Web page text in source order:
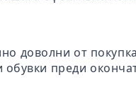
доволни от
преди